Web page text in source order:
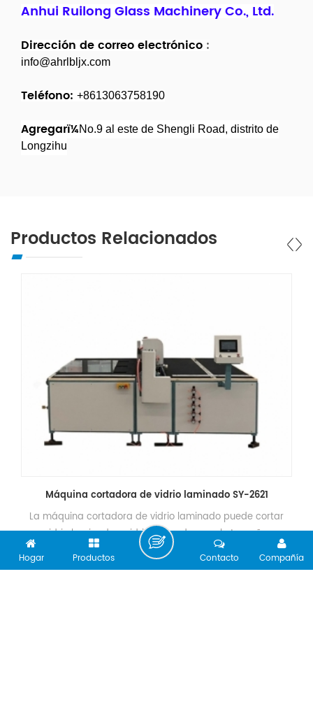
Anhui Ruilong Glass Machinery Co., Ltd.
Dirección de correo electrónico :
info@ahrlbljx.com
Teléfono: +8613063758190
Agregarï¼No.9 al este de Shengli Road, distrito de
Longzihu
Productos Relacionados
Máquina cortadora de vidrio laminado SY-2621
La máquina cortadora de vidrio laminado puede cortar
vidrio laminado y vidrio plano de un solo tamaño.
Hogar Productos Compañía
Contacto